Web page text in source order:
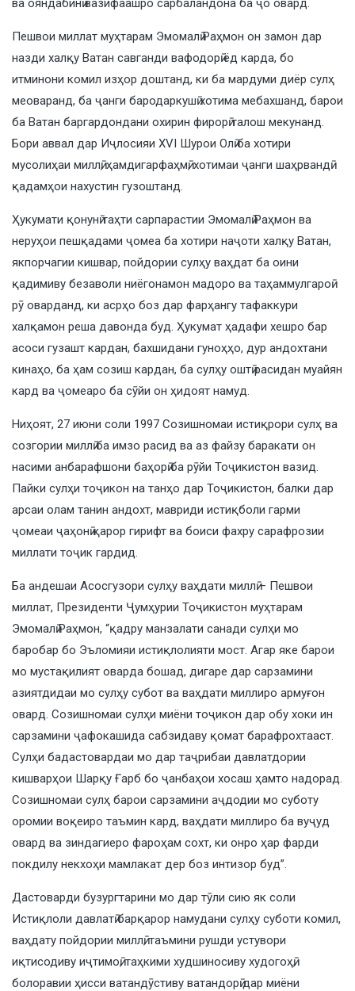
ва ояндабинӣ вазифаашро сарбаландона ба ҷо овард.
Пешвои миллат муҳтарам Эмомалӣ Раҳмон он замон дар
назди халқу Ватан савганди вафодорӣ ёд карда, бо
итминони комил изҳор доштанд, ки ба мардуми диёр сулҳ
меоваранд, ба ҷанги бародаркушӣ хотима мебахшанд, барои
ба Ватан баргардондани охирин фирорӣ талош мекунанд.
Бори аввал дар Иҷлосияи XVI Шурои Олӣ ба хотири
мусолиҳаи миллӣ, ҳамдигарфаҳмӣ, хотимаи ҷанги шаҳрвандӣ
қадамҳои нахустин гузоштанд.
Ҳукумати қонунӣ таҳти сарпарастии Эмомалӣ Раҳмон ва
неруҳои пешқадами ҷомеа ба хотири наҷоти халқу Ватан,
якпорчагии кишвар, пойдории сулҳу ваҳдат ба оини
қадимиву безаволи ниёгонамон мадоро ва таҳаммулгароӣ
рӯ оварданд, ки асрҳо боз дар фарҳангу тафаккури
халқамон реша давонда буд. Ҳукумат ҳадафи хешро бар
асоси гузашт кардан, бахшидани гуноҳҳо, дур андохтани
кинаҳо, ба ҳам созиш кардан, ба сулҳу оштӣ расидан муайян
кард ва ҷомеаро ба сӯйи он ҳидоят намуд.
Ниҳоят, 27 июни соли 1997 Созишномаи истиқрори сулҳ ва
созгории миллӣ ба имзо расид ва аз файзу баракати он
насими анбарафшони баҳорӣ ба рӯйи Тоҷикистон вазид.
Пайки сулҳи тоҷикон на танҳо дар Тоҷикистон, балки дар
арсаи олам танин андохт, мавриди истиқболи гарми
ҷомеаи ҷаҳонӣ қарор гирифт ва боиси фахру сарафрозии
миллати тоҷик гардид.
Ба андешаи Асосгузори сулҳу ваҳдати миллӣ – Пешвои
миллат, Президенти Ҷумҳурии Тоҷикистон муҳтарам
Эмомалӣ Раҳмон, “қадру манзалати санади сулҳи мо
баробар бо Эъломияи истиқлолияти мост. Агар яке барои
мо мустақилият оварда бошад, дигаре дар сарзамини
азиятдидаи мо сулҳу субот ва ваҳдати миллиро армуғон
овард. Созишномаи сулҳи миёни тоҷикон дар обу хоки ин
сарзамини ҷафокашида сабзидаву қомат барафрохтааст.
Сулҳи бадастовардаи мо дар таҷрибаи давлатдории
кишварҳои Шарқу Ғарб бо ҷанбаҳои хосаш ҳамто надорад.
Созишномаи сулҳ барои сарзамини аҷдодии мо суботу
оромии воқеиро таъмин кард, ваҳдати миллиро ба вуҷуд
овард ва зиндагиеро фароҳам сохт, ки онро ҳар фарди
покдилу некхоҳи мамлакат дер боз интизор буд”.
Дастоварди бузургтарини мо дар тӯли сию як соли
Истиқлоли давлатӣ барқарор намудани сулҳу суботи комил,
ваҳдату пойдории миллӣ, таъмини рушди устувори
иқтисодиву иҷтимоӣ, таҳкими худшиносиву худогоҳӣ,
болоравии ҳисси ватандӯстиву ватандорӣ дар миёни